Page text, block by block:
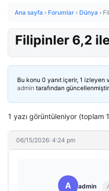
Ana sayfa › Forumlar › Dünya ›
Filipinler 6,2
Bu konu 0 yanıt içerir, 1 izleyen
admin tarafından
1 yazı görüntüleniyor (toplam
06/15/2026: 4:24 pm
A admin